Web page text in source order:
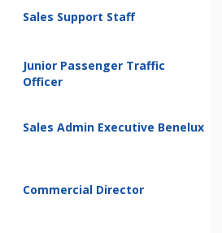
Sales Support Staff
Junior Passenger Traffic
Officer
Sales Admin Executive Benelux
Commercial Director